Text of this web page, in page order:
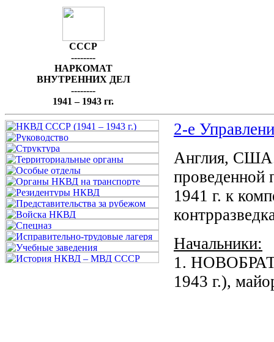
СССР
--------
НАРКОМАТ
ВНУТРЕННИХ ДЕЛ
--------
1941 – 1943 гг.
2-е
Англия, США.
1941 г. к
Начальники:
1.
1943 г.),